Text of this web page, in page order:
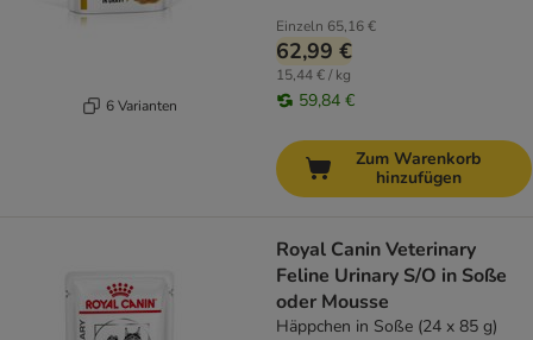
6 Varianten
Einzeln 65,16 €
62,99 €
15,44 € / kg
59,84 €
Zum Warenkorb
hinzufügen
Royal Canin Veterinary
Feline Urinary S/O in Soße
oder Mousse
Häppchen in Soße (24 x 85 g)